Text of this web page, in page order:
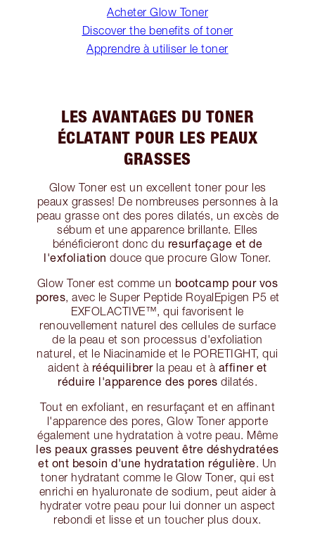
Acheter Glow Toner
Discover the benefits of toner
Apprendre à utiliser le toner
LES AVANTAGES DU TONER
ÉCLATANT POUR LES PEAUX
GRASSES
Glow Toner est un excellent toner pour les
peaux grasses! De nombreuses personnes à la
peau grasse ont des pores dilatés, un excès de
sébum et une apparence brillante. Elles
bénéficieront donc du resurfaçage et de
l'exfoliation douce que procure Glow Toner.
Glow Toner est comme un bootcamp pour vos
pores, avec le Super Peptide RoyalEpigen P5 et
EXFOLACTIVE™, qui favorisent le
renouvellement naturel des cellules de surface
de la peau et son processus d'exfoliation
naturel, et le Niacinamide et le PORETIGHT, qui
aident à rééquilibrerla peau et à affiner et
réduire l'apparence des pores dilatés.
Tout en exfoliant, en resurfaçant et en affinant
l'apparence des pores, Glow Toner apporte
également une hydratation à votre peau. Même
les peaux grasses peuvent être déshydratées
et ont besoin d'une hydratation régulière. Un
toner hydratant comme le Glow Toner, qui est
enrichi en hyaluronate de sodium, peut aider à
hydrater votre peau pour lui donner un aspect
rebondi et lisse et un toucher plus doux.